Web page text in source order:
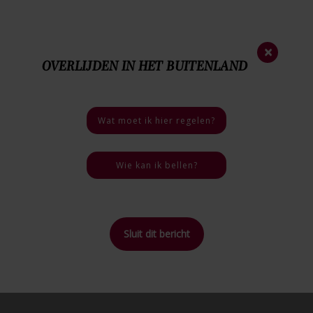
5 / 5
×
OVERLIJDEN IN HET BUITENLAND
Wat moet ik hier regelen?
Wie kan ik bellen?
Sluit dit bericht